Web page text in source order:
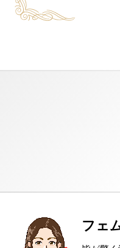
フェ